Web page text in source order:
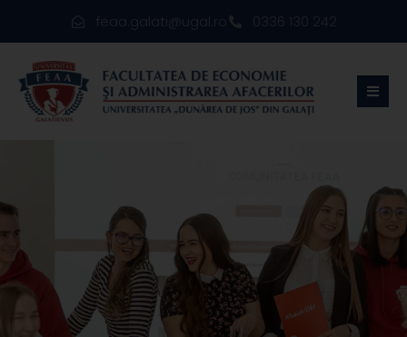
feaa.galati@ugal.ro 0336 130 242